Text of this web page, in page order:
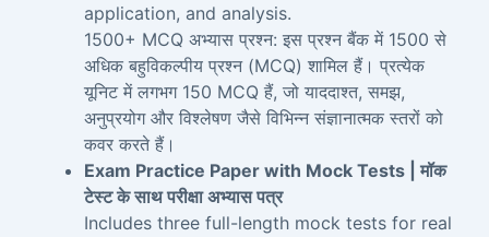
application, and analysis.
1500+ MCQ अभ्यास प्रश्न: इस प्रश्न बैंक में 1500 से
अधिक बहुविकल्पीय प्रश्न (MCQ) शामिल हैं। प्रत्येक
यूनिट में लगभग 150 MCQ हैं, जो याददाश्त, समझ,
अनुप्रयोग और विश्लेषण जैसे विभिन्न संज्ञानात्मक स्तरों को
कवर करते हैं।
Exam Practice Paper with Mock Tests | मॉक
टेस्ट के साथ परीक्षा अभ्यास पत्र
Includes three full-length mock tests for real